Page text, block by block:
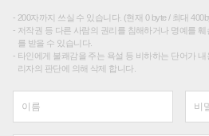
200자까지 쓰실 수 있습니다. (현재 0 byte / 최대
저작권 등 다른 사람의 권리를 침해하거나 명예를
를 받을 수 있습니다.
타인에게 불쾌감을 주는 욕설 등 비하하는 단어가
리자의 판단에 의해 삭제 합니다.